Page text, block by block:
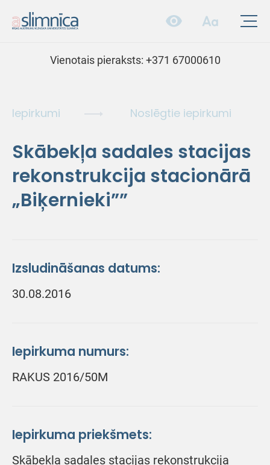
Vienotais pieraksts: +371 67000610
Iepirkumi Noslēgtie iepirkumi
Skābekļa sadales stacijas
rekonstrukcija stacionārā
„Biķernieki””
Izsludināšanas datums:
30.08.2016
Iepirkuma numurs:
RAKUS 2016/50M
Iepirkuma priekšmets:
Skābekļa sadales stacijas rekonstrukcija